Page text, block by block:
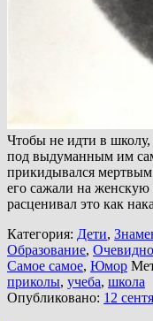
Чтобы не идти в
под выдуманным им
прикидывался
его сажали на женскую
расценивал это как
Категория: Дети,
Образование,
Самое самое, Юмор
приколы, учеба, школа
Опубликовано: 12